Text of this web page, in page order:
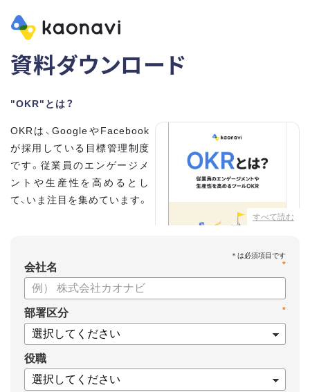
資料ダウンロード
"OKR"とは？
すべて読む
OKRは、GoogleやFacebook
が採用している目標管理制度
です。従業員のエンゲージメ
ントや生産性を高めるとし
て、いま注目を集めています。
・OKRと従来の目標管理制度
との違い
・OKRを導入、運用するにはどうすればいいのか
・OKRの運用を助けるツール
についてまとめましたので、ぜひお役立てください。
*
会社名
*
部署区分
役職